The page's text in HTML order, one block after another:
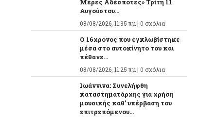
Μέρες Αδέσποτες» Τρίτη 11
Αυγούστου...
08/08/2026, 11:35 πμ | 0 σχόλια
O 16χρονος που εγκλωβίστηκε
μέσα στο αυτοκίνητο του και
πέθανε...
08/08/2026, 11:25 πμ | 0 σχόλια
Ιωάννινα: Συνελήφθη
καταστηματάρχης για χρήση
μουσικής καθ’ υπέρβαση του
επιτρεπόμενου...